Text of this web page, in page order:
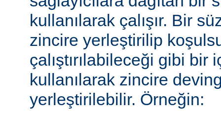
kullanılarak çalışır. Bir
zincire yerleştirilip
çalıştırılabileceği gibi bir
kullanılarak zincire
yerleştirilebilir. Örneğin: